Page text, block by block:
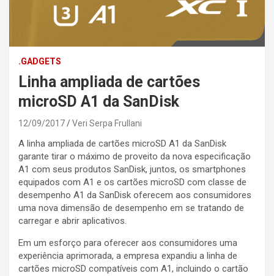
.GADGETS
Linha ampliada de cartões
microSD A1 da SanDisk
12/09/2017 Veri Serpa Frullani
A linha ampliada de cartões microSD A1 da SanDisk
garante tirar o máximo de proveito da nova especificação
A1 com seus produtos SanDisk, juntos, os smartphones
equipados com A1 e os cartões microSD com classe de
desempenho A1 da SanDisk oferecem aos consumidores
uma nova dimensão de desempenho em se tratando de
carregar e abrir aplicativos.
Em um esforço para oferecer aos consumidores uma
experiência aprimorada, a empresa expandiu a linha de
cartões microSD compatíveis com A1, incluindo o cartão